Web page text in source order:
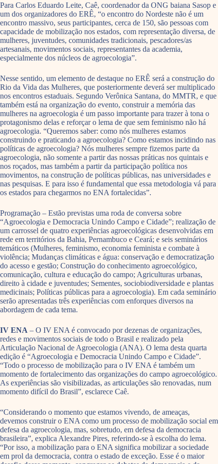
Para Carlos Eduardo Leite, Caê, coordenador da ONG baiana Sasop e
um dos organizadores do ERÊ, “o encontro do Nordeste não é um
encontro massivo, seus participantes, cerca de 150, são pessoas com
capacidade de mobilização nos estados, com representação diversa, de
mulheres, juventudes, comunidades tradicionais, pescadores/as
artesanais, movimentos sociais, representantes da academia,
especialmente dos núcleos de agroecologia”.
Nesse sentido, um elemento de destaque no ERÊ será a construção do
Rio da Vida das Mulheres, que posteriormente deverá ser multiplicado
nos encontros estaduais. Segundo Verônica Santana, do MMTR, e que
também está na organização do evento, construir a memória das
mulheres na agroecologia é um passo importante para trazer à tona o
protagonismo delas e reforçar o lema de que sem feminismo não há
agroecologia. “Queremos saber: como nós mulheres estamos
construindo e praticando a agroecologia? Como estamos incidindo nas
políticas de agroecologia? Nós mulheres sempre fizemos parte da
agroecologia, não somente a partir das nossas práticas nos quintais e
nos roçados, mas também a partir da participação política nos
movimentos, na construção de políticas públicas, nas universidades e
nas pesquisas. E para isso é fundamental que essa metodologia vá para
os estados para chegarmos no ENA fortalecidas”.
Programação – Estão previstas uma roda de conversa sobre
“Agroecologia e Democracia Unindo Campo e Cidade”; realização de
um carrossel de quatro experiências agroecológicas desenvolvidas em
rede em territórios da Bahia, Pernambuco e Ceará; e seis seminários
temáticos (Mulheres, feminismo, economia feminista e combate à
violência; Mudanças climáticas e água: conservação e democratização
do acesso e gestão; Construção do conhecimento agroecológico,
comunicação, cultura e educação do campo; Agriculturas urbanas,
direito à cidade e juventudes; Sementes, sociobiodiversidade e plantas
medicinais; Políticas públicas para a agroecologia). Em cada seminário
serão apresentadas três experiências com enforques diversos na
abordagem de cada tema.
IV ENA – O IV ENA é convocado por dezenas de organizações,
redes e movimentos sociais de todo o Brasil e realizado pela
Articulação Nacional de Agroecologia (ANA). O lema desta quarta
edição é “Agroecologia e Democracia Unindo Campo e Cidade”.
“Todo o processo de mobilização para o IV ENA é também um
momento de fortalecimento das organizações do campo agroecológico.
As experiências são visibilizadas, as articulações são renovadas, num
momento difícil do Brasil”, esclarece Caê.
“Considerando o momento que estamos vivendo, de ameaças,
devemos construir o ENA como um processo de mobilização social em
defesa da agroecologia, mas, sobretudo, em defesa da democracia
brasileira”, explica Alexandre Pires, referindo-se à escolha do lema.
“Por isso, a mobilização para o ENA significa mobilizar a sociedade
em prol da democracia, contra o estado de exceção. Esse é o maior